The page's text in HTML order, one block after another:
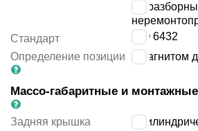
Стандарт
ISO 6432
Определение позиции
с магнитом
Массо-габаритные и монтажные
Задняя крышка
с